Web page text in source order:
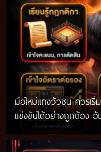
มือใหม่แทงวัวชน ควรเริ่
แข่งขันได้อย่างถูกต้อง อั